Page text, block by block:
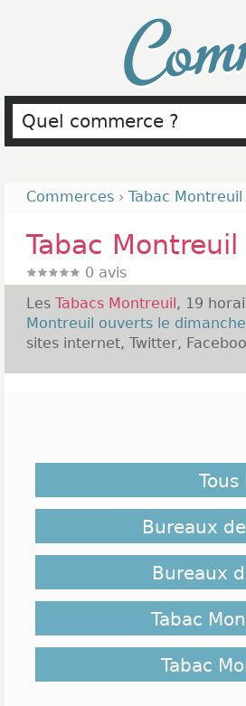
Commerces › Tabac Montreuil
Tabac Montreuil
0 avis
Les Tabacs Montreuil, 19
Montreuil ouverts le dimanche
sites internet, Twitter,
sélectionné pour vous 19
comme Dunhill, Peterson
vos narines. Avec le sourire
vous montrent leur gamme
Ce sont également les
Implantation des Tabacs
Il suffit de sortir de chez
Dans le centre, c'est là où
quartiers de Beaumont, de
sont parsemés de
Bureaux
Bureaux
Tabac
Tabac